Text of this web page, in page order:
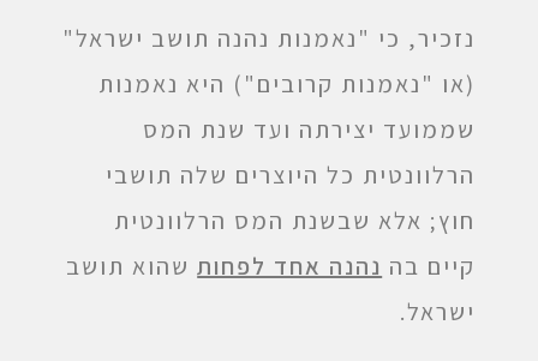
נזכיר, כי "נאמנות נהנה תושב ישראל"
(או "נאמנות קרובים") היא נאמנות
שממועד יצירתה ועד שנת המס
הרלוונטית כל היוצרים שלה תושבי
חוץ; אלא שבשנת המס הרלוונטית
קיים בה נהנה אחד לפחותשהוא תושב
ישראל.